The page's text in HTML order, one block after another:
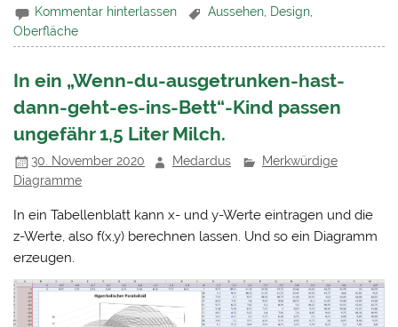
Kommentar hinterlassen Aussehen, Design,
Oberfläche
In ein „Wenn-du-ausgetrunken-hast-
dann-geht-es-ins-Bett“-Kind passen
ungefähr 1,5 Liter Milch.
30. November 2020 Medardus
Merkwürdige
Diagramme
In ein Tabellenblatt kann x- und y-Werte eintragen und die
z-Werte, also f(x,y) berechnen lassen. Und so ein Diagramm
erzeugen.